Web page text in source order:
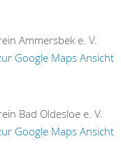
Ammersbek e. V.
Google Maps Ansicht
Bad Oldesloe e. V.
Google Maps Ansicht